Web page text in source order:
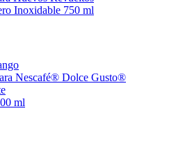
Inoxidable 750 ml
Nescafé® Dolce Gusto®
ml